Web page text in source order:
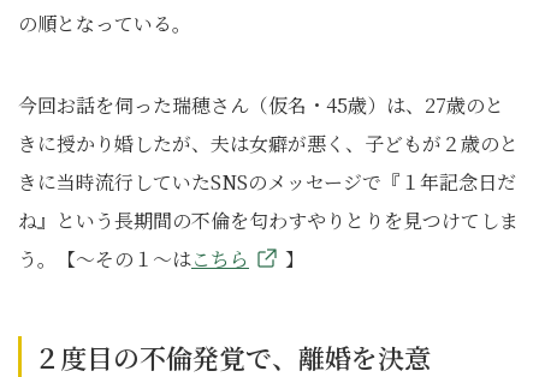
の順となっている。
今回お話を伺った瑞穂さん（仮名・45歳）は、27歳のと
きに授かり婚したが、夫は女癖が悪く、子どもが２歳のと
きに当時流行していたSNSのメッセージで『１年記念日だ
ね』という長期間の不倫を匂わすやりとりを見つけてしま
う。【～その１～はこちら 】
２度目の不倫発覚で、離婚を決意